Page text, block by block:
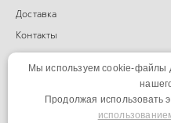
Доставка
Контакты
Политика конфиденциальности
Мы используем cookie-файлы
Продолжая использовать